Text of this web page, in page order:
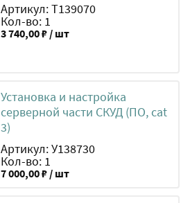
Артикул: Т139070
Кол-во: 1
3 740,00 ₽ / шт
Установка и настройка
серверной части СКУД (ПО, cat
3)
Артикул: У138730
Кол-во: 1
7 000,00 ₽ / шт